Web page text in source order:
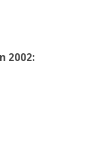
2002: